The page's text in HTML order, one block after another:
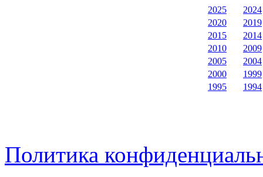
2025
2024
2020
2019
2015
2014
2010
2009
2005
2004
2000
1999
1995
1994
Политика